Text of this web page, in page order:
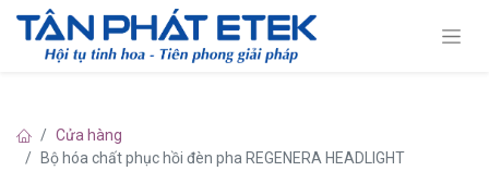
Cửa hàng
Bộ hóa chất phục hồi đèn pha REGENERA HEADLIGHT